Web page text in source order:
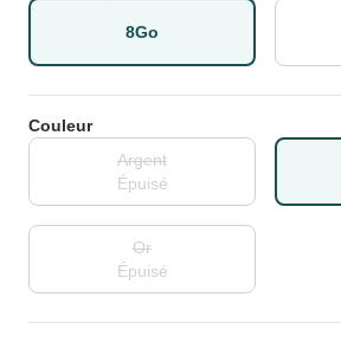
8Go
Couleur
Argent
Épuisé
Or
Épuisé